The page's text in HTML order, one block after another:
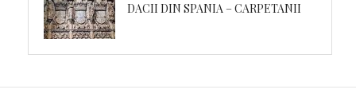
DACII DIN SPANIA – CARPETANII